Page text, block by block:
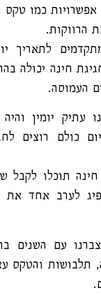
כמו טקס
הרווקות.
לתאריך
חינה יכולה
העמוסה.
עתיק יומין
כולם רוצים
תוכלו לקבל
לערב אחד
עם השנים
והטקס